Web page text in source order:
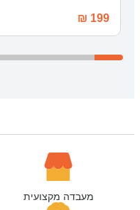
₪ 199
מעבדה מקצועית